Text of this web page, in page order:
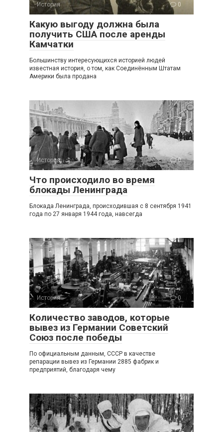
История 0
Какую выгоду должна была
получить США после аренды
Камчатки
Большинству интересующихся историей людей
известная история, о том, как Соединённым Штатам
Америки была продана
История 0
Что происходило во время
блокады Ленинграда
Блокада Ленинграда, происходившая с 8 сентября 1941
года по 27 января 1944 года, навсегда
История 0
Количество заводов, которые
вывез из Германии Советский
Союз после победы
По официальным данным, СССР в качестве
репарации вывез из Германии 2885 фабрик и
предприятий, благодаря чему